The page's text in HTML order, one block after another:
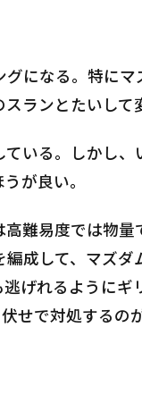
になる。特にマ
ランとたいして
いる。しかし、
が良い。
難易度では物量
成して、マズダ
げれるようにギ
せで対処するの